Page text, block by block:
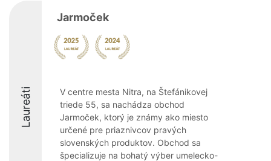
Laureáti
Jarmoček
V centre mesta Nitra, na Štefánikovej
triede 55, sa nachádza obchod
Jarmoček, ktorý je známy ako miesto
určené pre priaznivcov pravých
slovenských produktov. Obchod sa
špecializuje na bohatý výber umelecko-